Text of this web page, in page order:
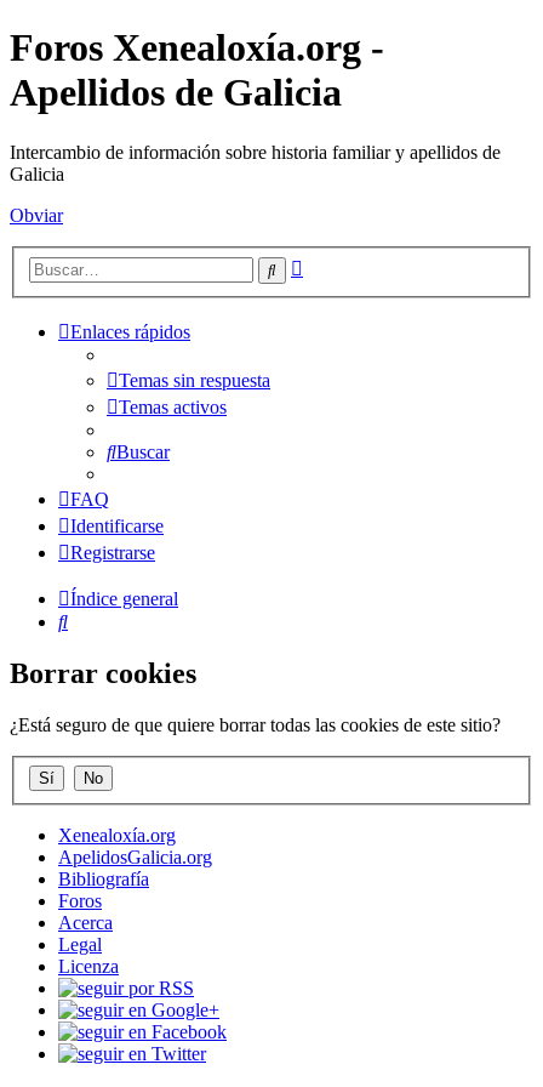
Foros Xenealoxía.org -
Apellidos de Galicia
Intercambio de información sobre historia familiar y apellidos de
Galicia
Obviar
Buscar
Enlaces rápidos
Temas sin respuesta
Temas activos
Buscar
FAQ
Identificarse
Registrarse
Índice general
Buscar
Borrar cookies
¿Está seguro de que quiere borrar todas las cookies de este sitio?
Xenealoxía.org
ApelidosGalicia.org
Bibliografía
Foros
Acerca
Legal
Licenza